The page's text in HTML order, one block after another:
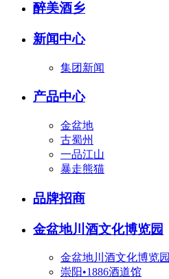
醉美酒乡
新闻中心
集团新闻
产品中心
金盆地
古蜀州
一品江山
暴走熊猫
品牌招商
金盆地川酒文化博览园
金盆地川酒文化博览园
崇阳•1886酒道馆